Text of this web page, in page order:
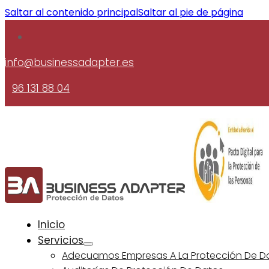
Saltar al contenido principalSaltar al pie de página
info@businessadapter.es
96 131 88 04
Inicio
Servicios
Adecuamos Empresas A La Protección De